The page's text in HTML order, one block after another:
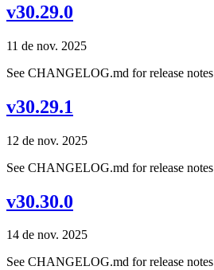
v30.29.0
11 de nov. 2025
See CHANGELOG.md for release notes
v30.29.1
12 de nov. 2025
See CHANGELOG.md for release notes
v30.30.0
14 de nov. 2025
See CHANGELOG.md for release notes